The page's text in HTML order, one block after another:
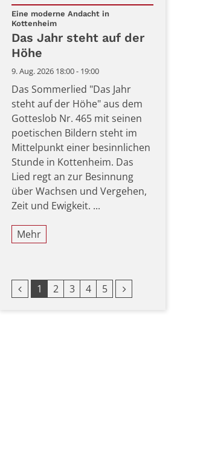
Datum: 9. August 2026
Eine moderne Andacht in
Kottenheim:
Das Jahr steht auf der
Höhe
9. Aug. 2026 18:00 - 19:00
Das Sommerlied "Das Jahr
steht auf der Höhe" aus dem
Gotteslob Nr. 465 mit seinen
poetischen Bildern steht im
Mittelpunkt einer besinnlichen
Stunde in Kottenheim. Das
Lied regt an zur Besinnung
über Wachsen und Vergehen,
Zeit und Ewigkeit. ...
Mehr
Vorherige Seite
1 2 3 4 5 Nächste Seite